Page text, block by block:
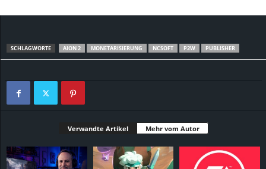
SCHLAGWORTE AION 2 MONETARISIERUNG NCSOFT P2W PUBLISHER
Verwandte Artikel Mehr vom Autor